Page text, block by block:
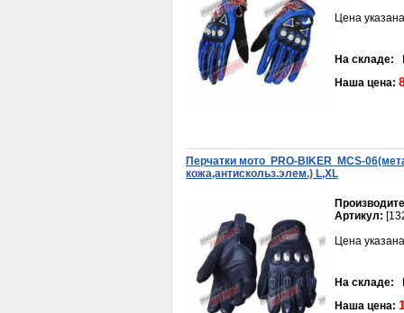
Цена
На складе:
Наша цена:
Перчатки мото PRO-BIKER MCS-
кожа,антискольз.элем.) L,XL
Артикул:
Цена
На складе:
Наша цена: